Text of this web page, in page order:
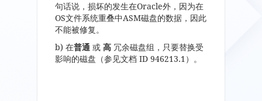
句话说，损坏的发生在Oracle外，因为在
OS文件系统重叠中ASM磁盘的数据，因此
不能被修复。
b) 在普通 或 高 冗余磁盘组，只要替换受
影响的磁盘（参见文档 ID 946213.1 ）。